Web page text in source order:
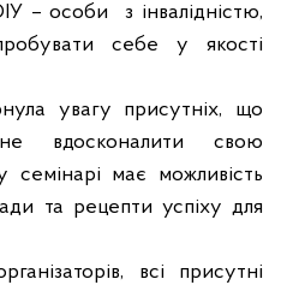
– особи
з інвалідністю,
себе у якості
увагу присутніх, що
вдосконалити свою
семінарі має можливість
та рецепти успіху для
всі присутні